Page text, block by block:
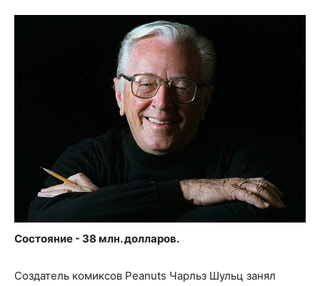
Состояние - 38 млн. долларов.
Создатель комиксов Peanuts Чарльз Шульц занял